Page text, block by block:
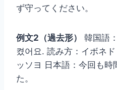
ず守ってください。
例文2（過去形）
韓国語
켰어요. 読み方：イボネ
ッソヨ 日本語：今回も時
た。